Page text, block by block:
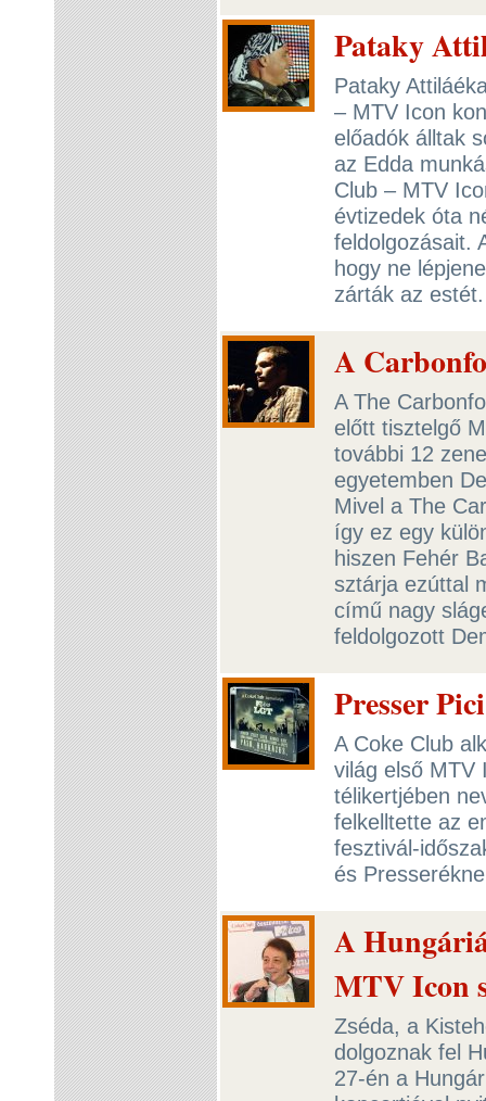
Pataky
Pataky
– MTV Icon
előadók álltak
az Edda
Club – MTV
évtizedek óta
feldolgozásait.
hogy ne
zárták az
A
A The
előtt tisztelgő
további 12
egyetemben
Mivel a The
így ez egy
hiszen Fehér
sztárja ezúttal
című nagy
feldolgozott
Presser
A Coke Club
világ első MTV
télikertjében
felkelltette az
fesztivál-
és
A
MTV Icon
Zséda, a
dolgoznak fel
27-én a